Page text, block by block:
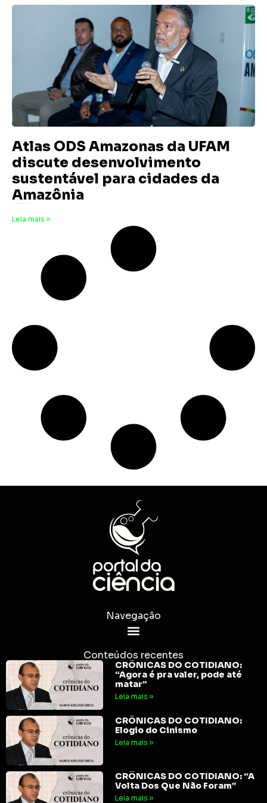
Atlas ODS Amazonas da UFAM
discute desenvolvimento
sustentável para cidades da
Amazônia
Leia mais »
Navegação
Conteúdos recentes
CRÔNICAS DO COTIDIANO:
“Agora é pra valer, pode até
matar”
Leia mais »
CRÔNICAS DO COTIDIANO:
Elogio do Cinismo
Leia mais »
CRÔNICAS DO COTIDIANO: “A
Volta Dos Que Não Foram”
Leia mais »